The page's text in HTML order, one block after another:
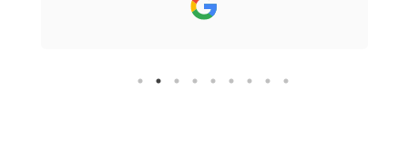
24h par email ou par
supplémentaire est très bien